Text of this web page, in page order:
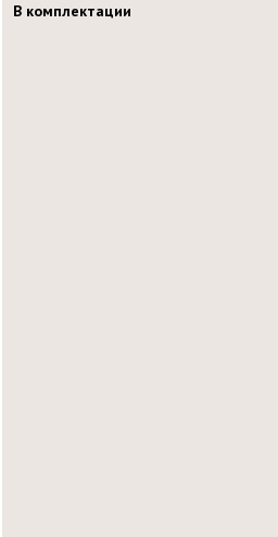
В комплектации